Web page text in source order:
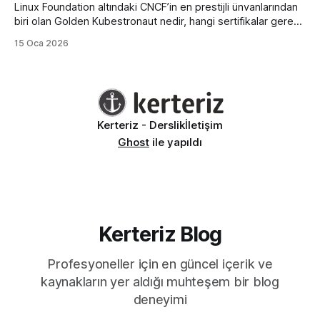
Linux Foundation altındaki CNCF’in en prestijli ünvanlarından
biri olan Golden Kubestronaut nedir, hangi sertifikalar gerekir
Golden Kubestronaut’undan adım adım başarı rehberi.
15 Oca 2026
Kerteriz - Derslikİletişim
Ghost ile yapıldı
Kerteriz Blog
Profesyoneller için en güncel içerik ve
kaynakların yer aldığı muhteşem bir blog
deneyimi